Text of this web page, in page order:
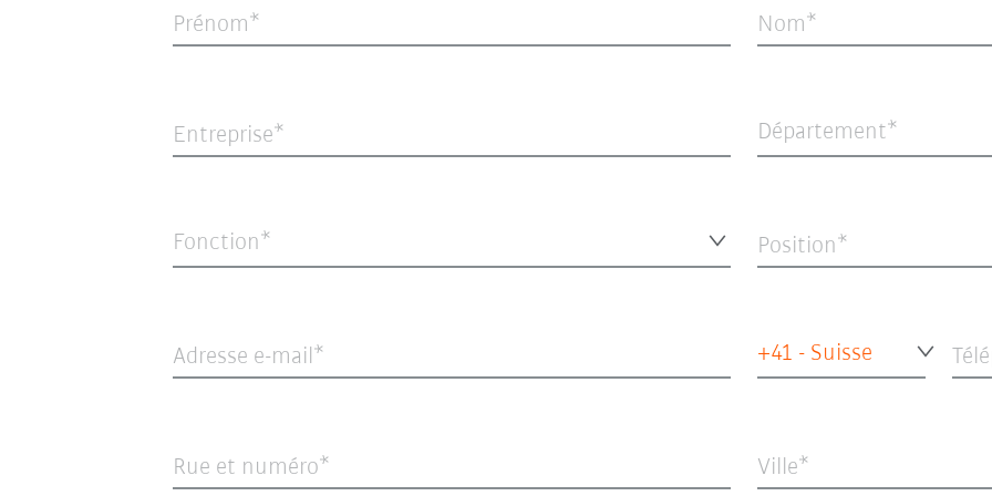
Prénom Nom
Entreprise Département*
Fonction* Position
Adresse e-mail +41 - Suisse
Rue et numéro Ville